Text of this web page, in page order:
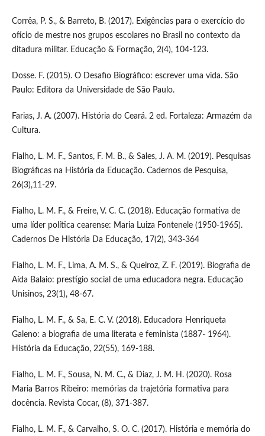
Corrêa, P. S., & Barreto, B. (2017). Exigências para o exercício do
ofício de mestre nos grupos escolares no Brasil no contexto da
ditadura militar. Educação & Formação, 2(4), 104-123.
Dosse. F. (2015). O Desafio Biográfico: escrever uma vida. São
Paulo: Editora da Universidade de São Paulo.
Farias, J. A. (2007). História do Ceará. 2 ed. Fortaleza: Armazém da
Cultura.
Fialho, L. M. F., Santos, F. M. B., & Sales, J. A. M. (2019). Pesquisas
Biográficas na História da Educação. Cadernos de Pesquisa,
26(3),11-29.
Fialho, L. M. F., & Freire, V. C. C. (2018). Educação formativa de
uma líder política cearense: Maria Luiza Fontenele (1950-1965).
Cadernos De História Da Educação, 17(2), 343-364
Fialho, L. M. F., Lima, A. M. S., & Queiroz, Z. F. (2019). Biografia de
Aída Balaio: prestígio social de uma educadora negra. Educação
Unisinos, 23(1), 48-67.
Fialho, L. M. F., & Sa, E. C. V. (2018). Educadora Henriqueta
Galeno: a biografia de uma literata e feminista (1887- 1964).
História da Educação, 22(55), 169-188.
Fialho, L. M. F., Sousa, N. M. C., & Diaz, J. M. H. (2020). Rosa
Maria Barros Ribeiro: memórias da trajetória formativa para
docência. Revista Cocar, (8), 371-387.
Fialho, L. M. F., & Carvalho, S. O. C. (2017). História e memória do